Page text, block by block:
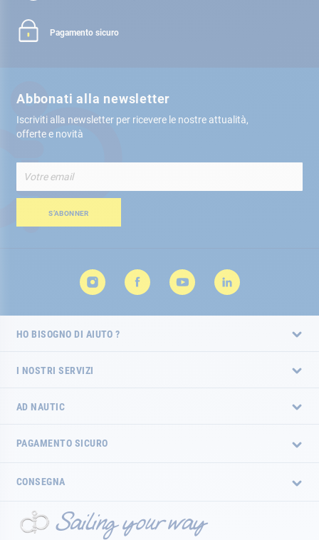
Pagamento sicuro
Abbonati alla newsletter
Iscriviti alla newsletter per ricevere le nostre attualità,
offerte e novità
alla
nostra
Newsletter:S’ABONNER
HO BISOGNO DI AIUTO ?
I NOSTRI SERVIZI
AD NAUTIC
PAGAMENTO SICURO
CONSEGNA